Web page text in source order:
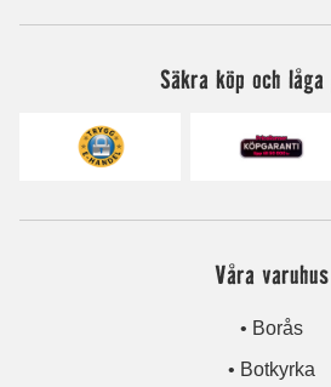
Säkra köp och
Våra varuhus
• Borås
• Botkyrka